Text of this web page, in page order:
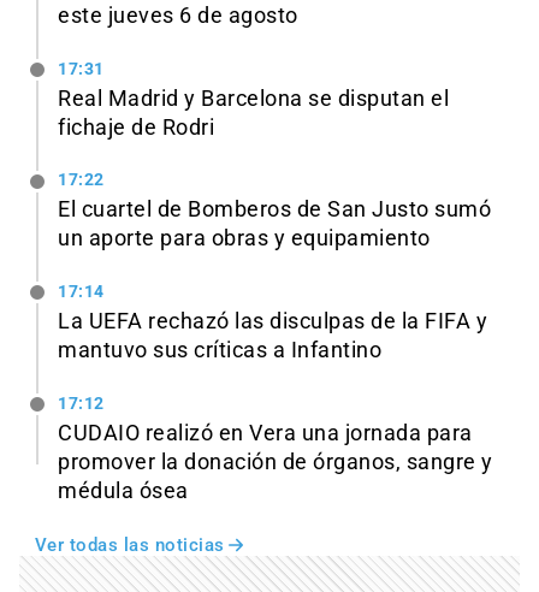
este jueves 6 de agosto
17:31
Real Madrid y Barcelona se disputan el
fichaje de Rodri
17:22
El cuartel de Bomberos de San Justo sumó
un aporte para obras y equipamiento
17:14
La UEFA rechazó las disculpas de la FIFA y
mantuvo sus críticas a Infantino
17:12
CUDAIO realizó en Vera una jornada para
promover la donación de órganos, sangre y
médula ósea
Ver todas las noticias